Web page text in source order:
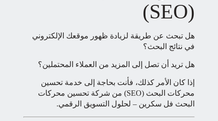
(SEO)
هل تبحث عن طريقة لزيادة ظهور موقعك الإلكتروني
في نتائج البحث؟
هل تريد أن تصل إلى المزيد من العملاء المحتملين؟
إذا كان الأمر كذلك، فأنت بحاجة إلى خدمة تحسين
محركات البحث (SEO) من شركة تحسين محركات
البحث فل سكرين – لحلول التسويق الرقمي.